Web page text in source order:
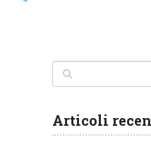
Articoli